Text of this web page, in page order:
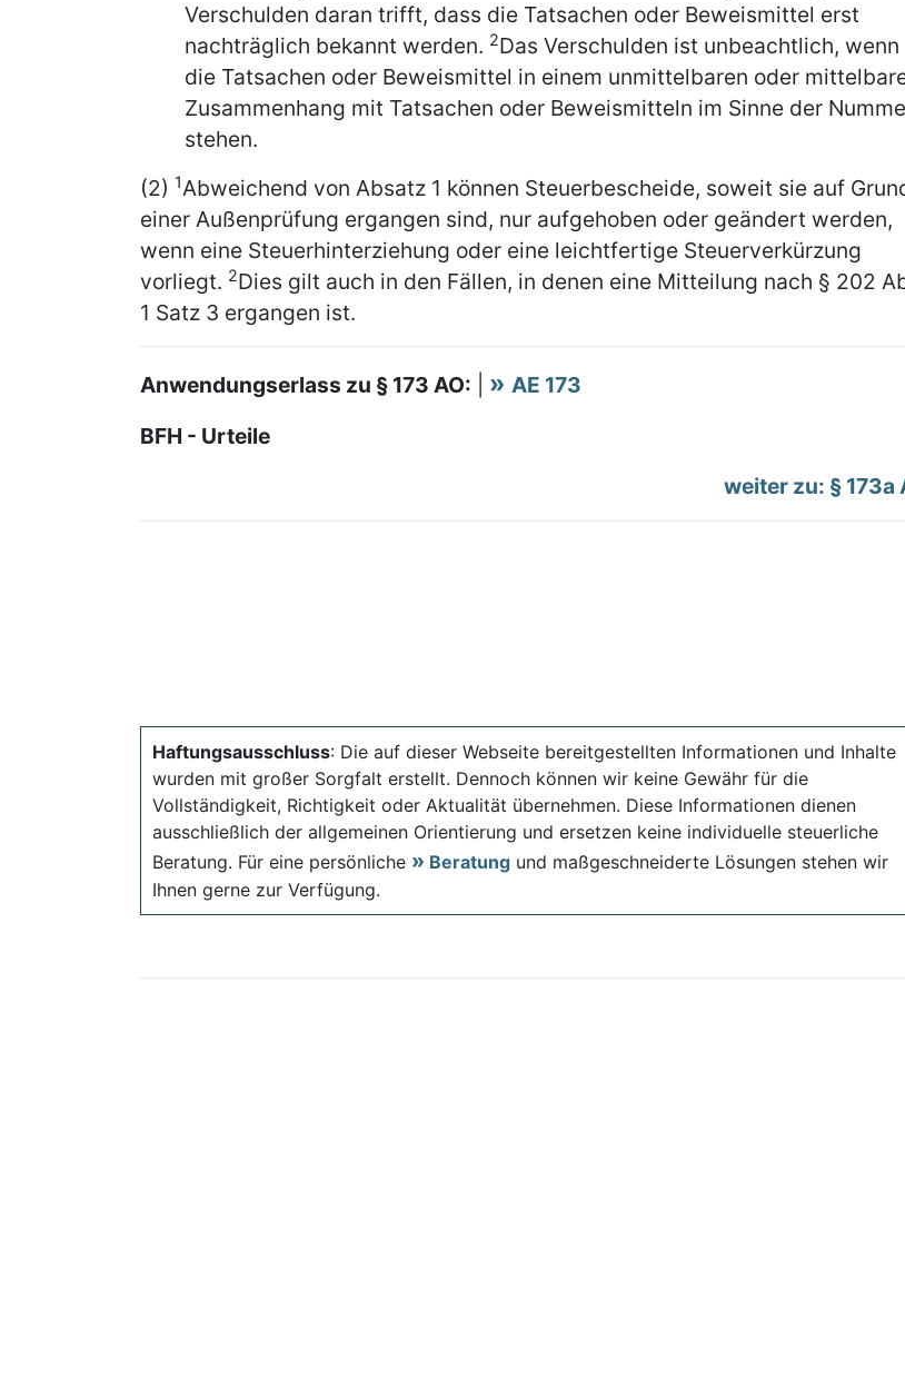
Verschulden daran trifft, dass die Tatsachen oder Beweismittel erst
nachträglich bekannt werden. 2Das Verschulden ist unbeachtlich, wenn
die Tatsachen oder Beweismittel in einem unmittelbaren oder
Zusammenhang mit Tatsachen oder Beweismitteln im Sinne der
stehen.
(2) 1Abweichend von Absatz 1 können Steuerbescheide, soweit sie auf
einer Außenprüfung ergangen sind, nur aufgehoben oder geändert werden,
wenn eine Steuerhinterziehung oder eine leichtfertige Steuerverkürzung
vorliegt. 2Dies gilt auch in den Fällen, in denen eine Mitteilung nach § 202
1 Satz 3 ergangen ist.
Anwendungserlass zu § 173 AO:
AE 173
BFH - Urteile
weiter zu: § 173a
Haftungsausschluss: Die auf dieser Webseite bereitgestellten Informationen und Inhalte
wurden mit großer Sorgfalt erstellt. Dennoch können wir keine Gewähr für die
Vollständigkeit, Richtigkeit oder Aktualität übernehmen. Diese Informationen dienen
ausschließlich der allgemeinen Orientierung und ersetzen keine individuelle steuerliche
Beratung. Für eine persönliche
Beratung und maßgeschneiderte Lösungen stehen wir
Ihnen gerne zur Verfügung.